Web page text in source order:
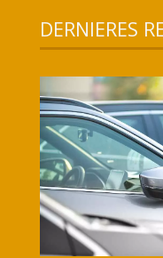
DERNIERES